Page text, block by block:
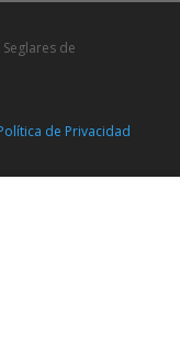
de
de Privacidad